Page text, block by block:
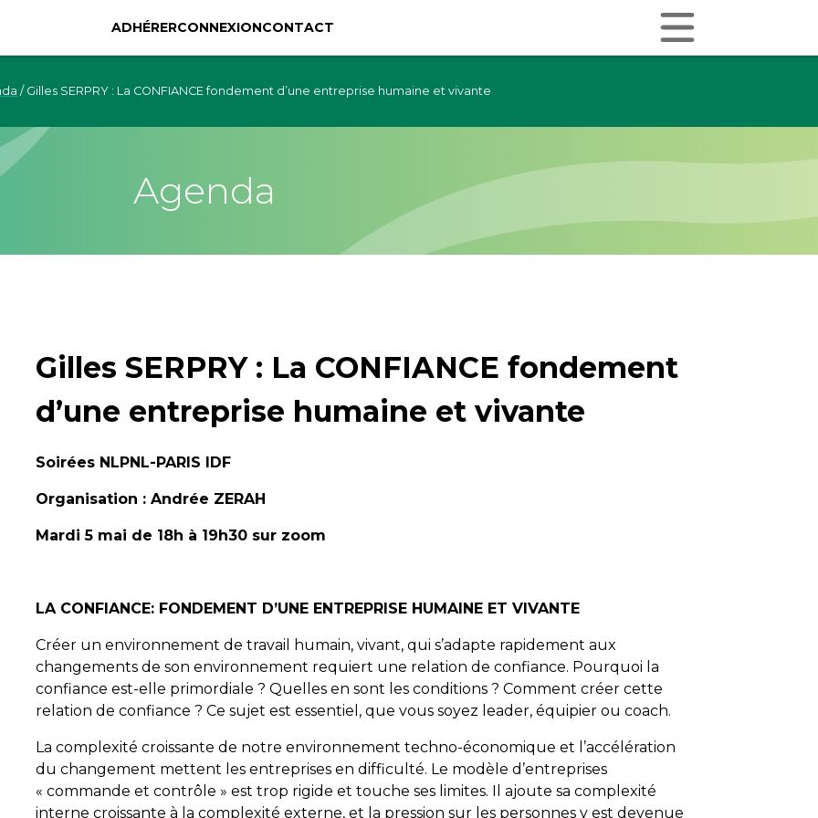
ADHÉRERCONNEXIONCONTACT
/ Gilles SERPRY : La CONFIANCE fondement d’une entreprise humaine et vivante
Agenda
Gilles SERPRY : La CONFIANCE fondement
d’une entreprise humaine et vivante
Soirées NLPNL-PARIS IDF
Organisation : Andrée ZERAH
Mardi 5 mai de 18h à 19h30 sur zoom
LA CONFIANCE: FONDEMENT D’UNE ENTREPRISE HUMAINE ET VIVANTE
Créer un environnement de travail humain, vivant, qui s’adapte rapidement aux
changements de son environnement requiert une relation de confiance. Pourquoi la
confiance est-elle primordiale ? Quelles en sont les conditions ? Comment créer cette
relation de confiance ? Ce sujet est essentiel, que vous soyez leader, équipier ou coach.
La complexité croissante de notre environnement techno-économique et l’accélération
du changement mettent les entreprises en difficulté. Le modèle d’entreprises
« commande et contrôle » est trop rigide et touche ses limites. Il ajoute sa complexité
interne croissante à la complexité externe, et la pression sur les personnes y est devenue